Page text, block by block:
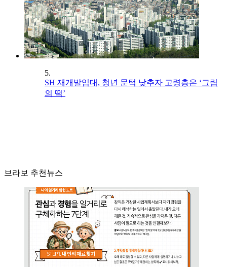
5.
SH 재개발임대, 청년 문턱 낮추자 고령층은 ‘그림
의 떡’
브라보 추천뉴스